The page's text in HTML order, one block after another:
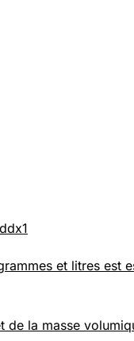
et litres est
de la masse